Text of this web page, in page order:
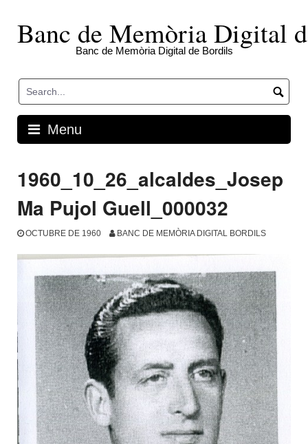
contentBanc de Memòria Digital
Banc de Memòria Digital de Bordils
Menu
1960_10_26_alcaldes_Josep
Ma Pujol Guell_000032
OCTUBRE DE 1960 BANC DE MEMÒRIA DIGITAL BORDILS